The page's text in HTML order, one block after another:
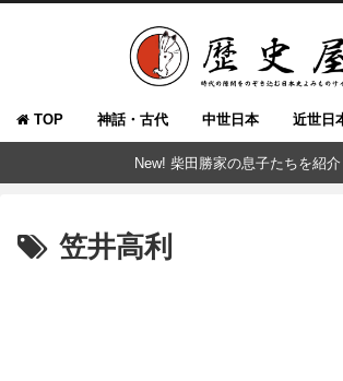
TOP 神話・古代 中世日本 近世日
New! 柴田勝家の息子たちを紹介
笠井高利